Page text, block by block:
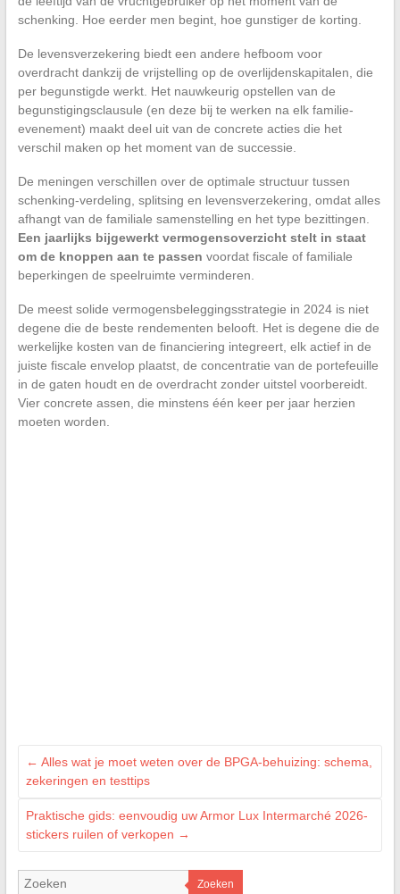
schenking. Hoe eerder men begint, hoe gunstiger de korting.
De levensverzekering biedt een andere hefboom voor
overdracht dankzij de vrijstelling op de overlijdenskapitalen, die
per begunstigde werkt. Het nauwkeurig opstellen van de
begunstigingsclausule (en deze bij te werken na elk familie-
evenement) maakt deel uit van de concrete acties die het
verschil maken op het moment van de successie.
De meningen verschillen over de optimale structuur tussen
schenking-verdeling, splitsing en levensverzekering, omdat alles
afhangt van de familiale samenstelling en het type bezittingen.
Een jaarlijks bijgewerkt vermogensoverzicht stelt in staat
om de knoppen aan te passen voordat fiscale of familiale
beperkingen de speelruimte verminderen.
De meest solide vermogensbeleggingsstrategie in 2024 is niet
degene die de beste rendementen belooft. Het is degene die de
werkelijke kosten van de financiering integreert, elk actief in de
juiste fiscale envelop plaatst, de concentratie van de portefeuille
in de gaten houdt en de overdracht zonder uitstel voorbereidt.
Vier concrete assen, die minstens één keer per jaar herzien
moeten worden.
← Alles wat je moet weten over de BPGA-behuizing: schema,
zekeringen en testtips
Praktische gids: eenvoudig uw Armor Lux Intermarché 2026-
stickers ruilen of verkopen →
Zoeken